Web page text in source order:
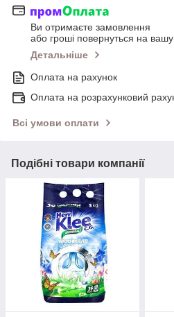
Ви отримаєте замовлення
або гроші повернуться на вашу
Детальніше
Оплата на рахунок
Оплата на розрахунковий
Всі умови оплати
Подібні товари компанії